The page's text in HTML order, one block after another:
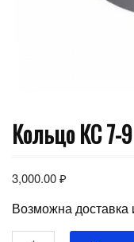
Кольцо КС 7-9
3,000.00₽
Возможна